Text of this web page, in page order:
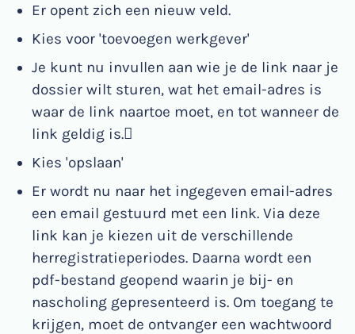
Er opent zich een nieuw veld.
Kies voor 'toevoegen werkgever'
Je kunt nu invullen aan wie je de link naar je
dossier wilt sturen, wat het email-adres is
waar de link naartoe moet, en tot wanneer de
link geldig is.
Kies 'opslaan'
Er wordt nu naar het ingegeven email-adres
een email gestuurd met een link. Via deze
link kan je kiezen uit de verschillende
herregistratieperiodes. Daarna wordt een
pdf-bestand geopend waarin je bij- en
nascholing gepresenteerd is. Om toegang te
krijgen, moet de ontvanger een wachtwoord